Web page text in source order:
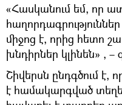
«Հասկանում եմ, որ
միջոց է, որից հետո
խնդիրներ կլինեն» , –
Շիվերսն ընդգծում է,
է համակարգված